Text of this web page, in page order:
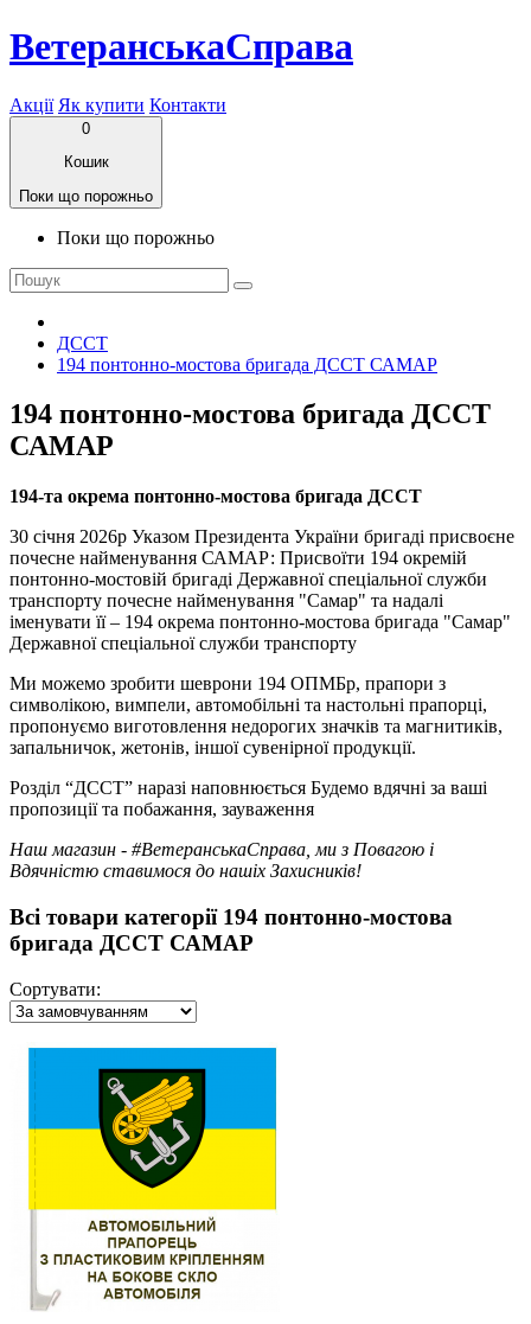
ВетеранськаСправа
Акції Як купити Контакти
0
Кошик
Поки що порожньо
Поки що порожньо
ДССТ
194 понтонно-мостова бригада ДССТ САМАР
194 понтонно-мостова бригада ДССТ
САМАР
194-та окрема понтонно-мостова бригада ДССТ
30 січня 2026р Указом Президента України бригаді присвоєне
почесне найменування САМАР: Присвоїти 194 окремій
понтонно-мостовій бригаді Державної спеціальної служби
транспорту почесне найменування "Самар" та надалі
іменувати її – 194 окрема понтонно-мостова бригада "Самар"
Державної спеціальної служби транспорту
Ми можемо зробити шеврони 194 ОПМБр, прапори з
символікою, вимпели, автомобільні та настольні прапорці,
пропонуємо виготовлення недорогих значків та магнитиків,
запальничок, жетонів, іншої сувенірної продукції.
Розділ “ДССТ” наразі наповнюється Будемо вдячні за ваші
пропозиції та побажання, зауваження
Наш магазин - #ВетеранськаСправа, ми з Повагою і
Вдячністю ставимося до нашіх Захисників!
Всі товари категорії 194 понтонно-мостова
бригада ДССТ САМАР
Сортувати: